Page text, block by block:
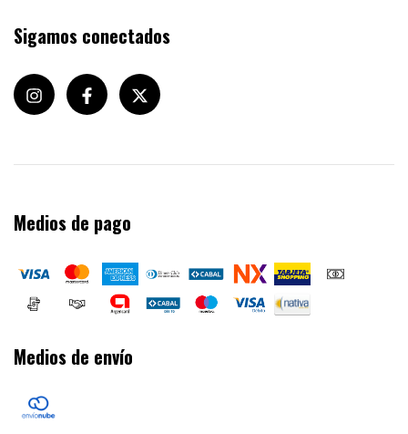
Sigamos conectados
Medios de pago
Medios de envío